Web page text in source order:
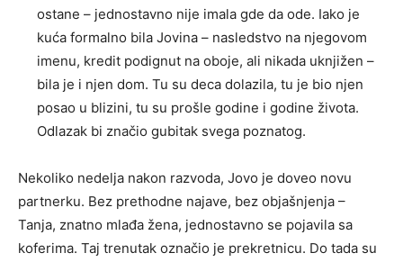
ostane – jednostavno nije imala gde da ode. Iako je
kuća formalno bila Jovina – nasledstvo na njegovom
imenu, kredit podignut na oboje, ali nikada uknjižen –
bila je i njen dom. Tu su deca dolazila, tu je bio njen
posao u blizini, tu su prošle godine i godine života.
Odlazak bi značio gubitak svega poznatog.
Nekoliko nedelja nakon razvoda, Jovo je doveo novu
partnerku. Bez prethodne najave, bez objašnjenja –
Tanja, znatno mlađa žena, jednostavno se pojavila sa
koferima. Taj trenutak označio je prekretnicu. Do tada su